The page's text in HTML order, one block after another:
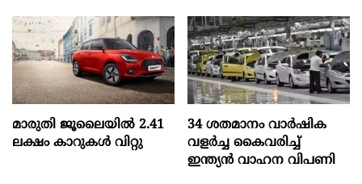
മാരുതി ജൂലൈയിൽ 2.41
ലക്ഷം കാറുകൾ വിറ്റു
34 ശതമാനം വാർഷിക
വളർച്ച കൈവരിച്ച്
ഇന്ത്യൻ വാഹന വിപണി